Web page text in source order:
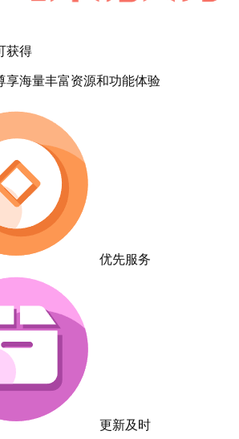
获得
享海量丰富资源和功能体验
优先服务
更新及时